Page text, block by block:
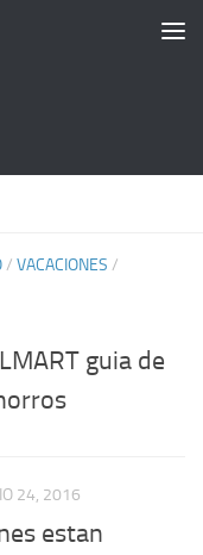
/ VACACIONES /
guia de
24, 2016
estan